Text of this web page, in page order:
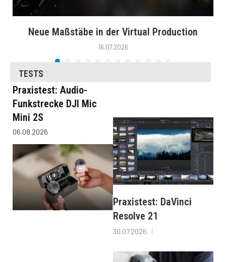
Neue Maßstäbe in der Virtual Production
16.07.2026
TESTS
Praxistest: Audio-
Funkstrecke DJI Mic
Mini 2S
06.08.2026
Praxistest: DaVinci
Resolve 21
30.07.2026